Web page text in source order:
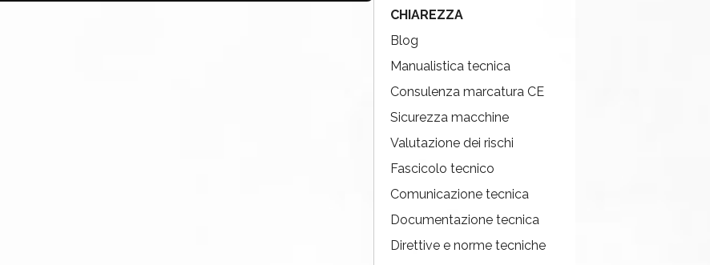
CHIAREZZA
Blog
Manualistica tecnica
Consulenza marcatura CE
Sicurezza macchine
Valutazione dei rischi
Fascicolo tecnico
Comunicazione tecnica
Documentazione tecnica
Direttive e norme tecniche